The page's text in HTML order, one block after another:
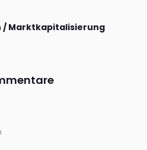
/ Marktkapitalisierung